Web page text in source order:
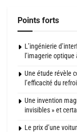
Points forts
L’ingénierie
l’imagerie
Une étude révèle
l’efficacité du
Une invention
invisibles » et
Le prix d’une